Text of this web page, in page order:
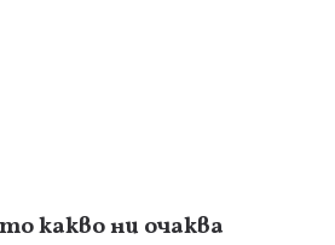
какво ни очаква